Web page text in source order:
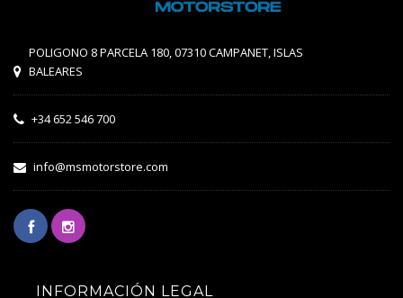
POLIGONO 8 PARCELA 180, 07310 CAMPANET, ISLAS
BALEARES
+34 652 546 700
info@msmotorstore.com
INFORMACIÓN LEGAL